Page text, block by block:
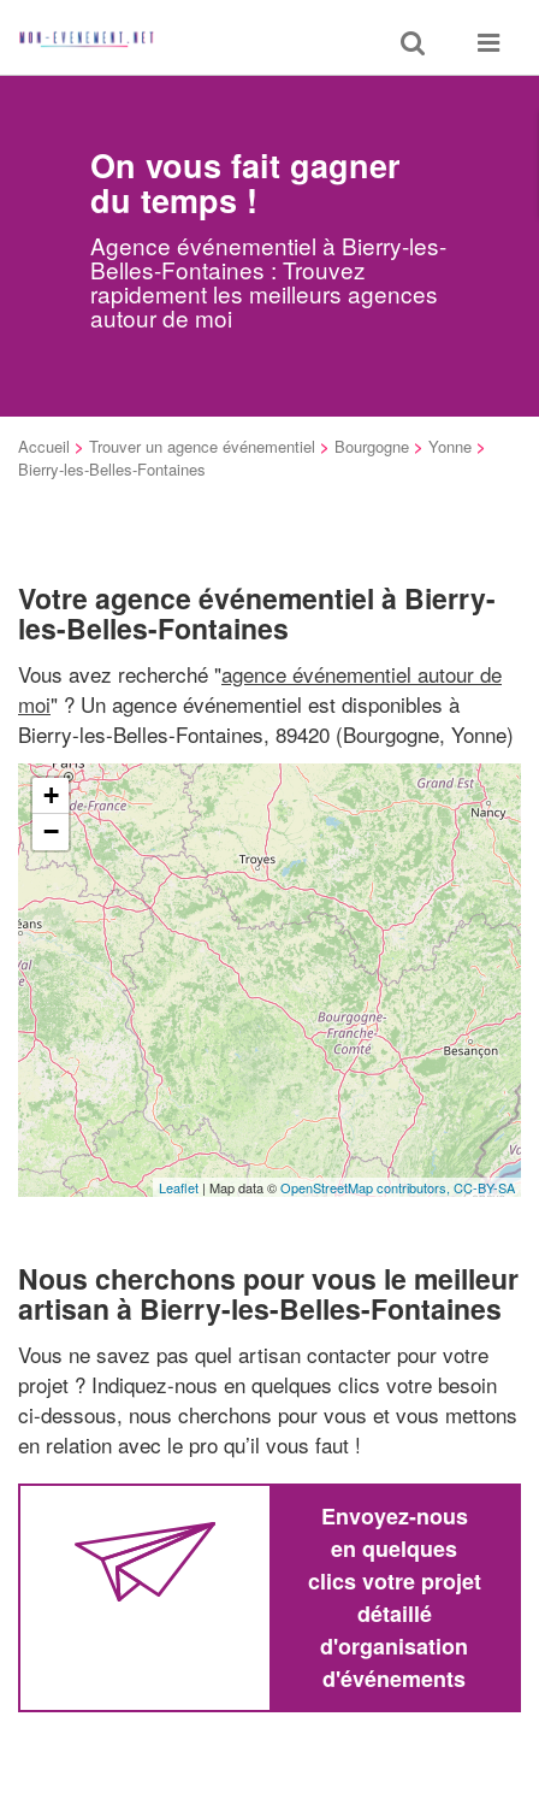
Toggle
search
Toggle
On vous fait gagner
du temps !
Agence événementiel à Bierry-les-
Belles-Fontaines : Trouvez
rapidement les meilleurs agences
autour de moi
Accueil > Trouver un agence événementiel > Bourgogne > Yonne >
Bierry-les-Belles-Fontaines
Votre agence événementiel à Bierry-
les-Belles-Fontaines
Vous avez recherché "agence événementiel autour de
moi" ? Un agence événementiel est disponibles à
Bierry-les-Belles-Fontaines, 89420 (Bourgogne, Yonne)
+
−
Leaflet | Map data ©OpenStreetMap contributors, CC-BY-SA
Nous cherchons pour vous le meilleur
artisan à Bierry-les-Belles-Fontaines
Vous ne savez pas quel artisan contacter pour votre
projet ? Indiquez-nous en quelques clics votre besoin
ci-dessous, nous cherchons pour vous et vous mettons
en relation avec le pro qu’il vous faut !
Envoyez-nous
en quelques
clics votre projet
détaillé
d'organisation
d'événements